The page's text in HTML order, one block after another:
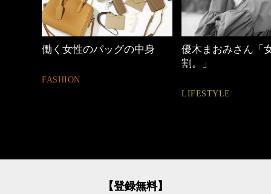
優木まおみさん「女の時間
40代の小顔メイク
【登録無料】